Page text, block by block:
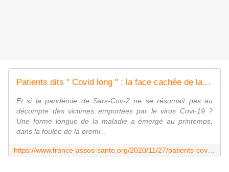
Patients dits " Covid long " : la face cachée de la maladie - France Assos Santé
Et si la pandémie de Sars-Cov-2 ne se résumait pas au
décompte des victimes emportées par le virus Covi-19 ?
Une forme longue de la maladie a émergé au printemps,
dans la foulée de la premi...